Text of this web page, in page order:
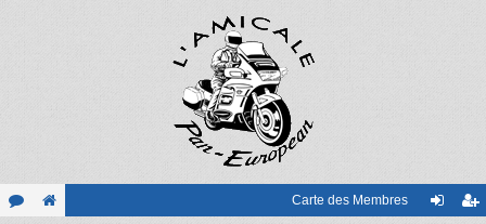
Carte des Membres